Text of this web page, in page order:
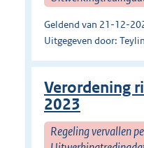
Geldend van 21-12-
Uitgegeven door:
Verordening
2023
Regeling vervallen